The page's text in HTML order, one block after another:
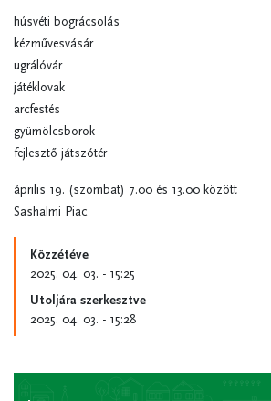
húsvéti bográcsolás
kézművesvásár
ugrálóvár
játéklovak
arcfestés
gyümölcsborok
fejlesztő játszótér
április 19. (szombat) 7.00 és 13.00 között
Sashalmi Piac
Közzétéve
2025. 04. 03. - 15:25
Utoljára szerkesztve
2025. 04. 03. - 15:28